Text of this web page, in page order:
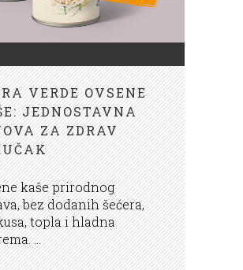
VERDE OVSENE
JEDNOSTAVNA
ZA ZDRAV
kaše prirodnog
bez dodanih šećera,
topla i hladna
...